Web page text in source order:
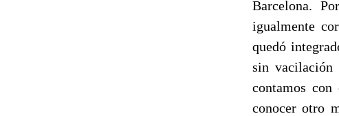
Barcelona.
igualmente
quedó
sin vacilación
contamos
conocer otro